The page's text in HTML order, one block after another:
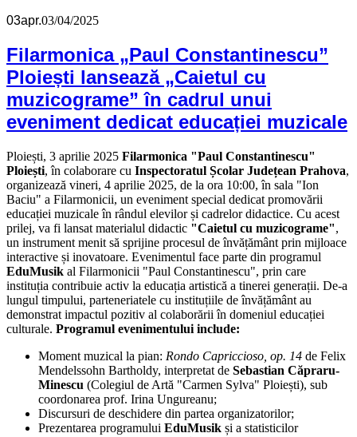
03apr.03/04/2025
Filarmonica „Paul Constantinescu”
Ploiești lansează „Caietul cu
muzicograme” în cadrul unui
eveniment dedicat educației muzicale
Ploiești, 3 aprilie 2025 Filarmonica "Paul Constantinescu"
Ploiești, în colaborare cu Inspectoratul Școlar Județean Prahova,
organizează vineri, 4 aprilie 2025, de la ora 10:00, în sala "Ion
Baciu" a Filarmonicii, un eveniment special dedicat promovării
educației muzicale în rândul elevilor și cadrelor didactice. Cu acest
prilej, va fi lansat materialul didactic "Caietul cu muzicograme",
un instrument menit să sprijine procesul de învățământ prin mijloace
interactive și inovatoare. Evenimentul face parte din programul
EduMusik al Filarmonicii "Paul Constantinescu", prin care
instituția contribuie activ la educația artistică a tinerei generații. De-a
lungul timpului, parteneriatele cu instituțiile de învățământ au
demonstrat impactul pozitiv al colaborării în domeniul educației
culturale. Programul evenimentului include:
Moment muzical la pian: Rondo Capriccioso, op. 14 de Felix
Mendelssohn Bartholdy, interpretat de Sebastian Căpraru-
Minescu (Colegiul de Artă "Carmen Sylva" Ploiești), sub
coordonarea prof. Irina Ungureanu;
Discursuri de deschidere din partea organizatorilor;
Prezentarea programului EduMusik și a statisticilor